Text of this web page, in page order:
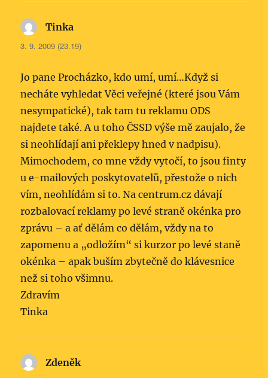
Tinka
3. 9. 2009 (23.19)
Jo pane Procházko, kdo umí, umí…Když si
necháte vyhledat Věci veřejné (které jsou Vám
nesympatické), tak tam tu reklamu ODS
najdete také. A u toho ČSSD výše mě zaujalo, že
si neohlídají ani překlepy hned v nadpisu).
Mimochodem, co mne vždy vytočí, to jsou finty
u e-mailových poskytovatelů, přestože o nich
vím, neohlídám si to. Na centrum.cz dávají
rozbalovací reklamy po levé straně okénka pro
zprávu – a ať dělám co dělám, vždy na to
zapomenu a „odložím“ si kurzor po levé staně
okénka – apak buším zbytečně do klávesnice
než si toho všimnu.
Zdravím
Tinka
Zdeněk